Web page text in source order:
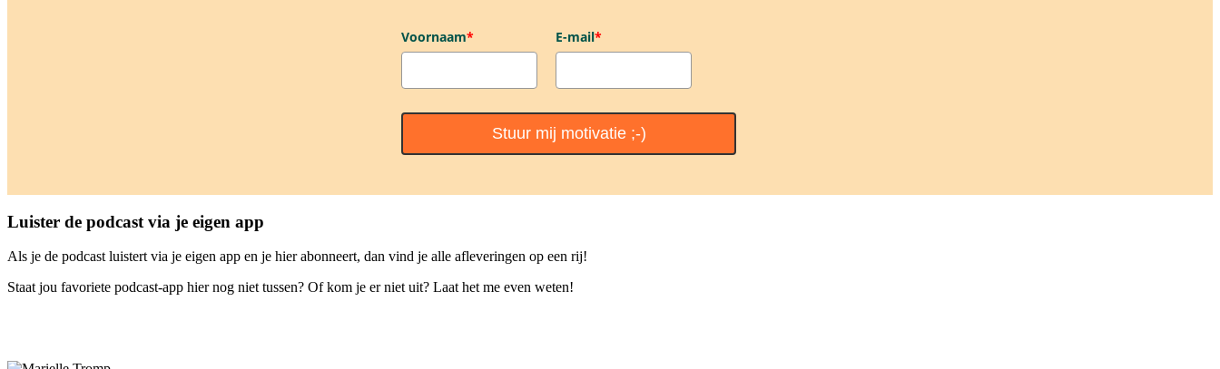
Voornaam* E-mail*
Stuur mij motivatie ;-)
Luister de podcast via je eigen app
Als je de podcast luistert via je eigen app en je hier abonneert, dan vind je alle afleveringen op een rij!
Staat jou favoriete podcast-app hier nog niet tussen? Of kom je er niet uit? Laat het me even weten!